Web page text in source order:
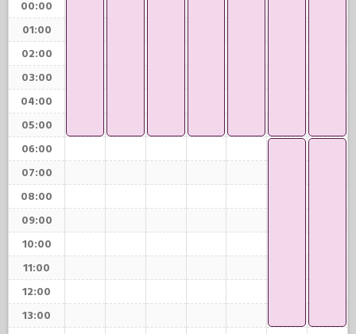
00:00
01:00
02:00
03:00
04:00
05:00
06:00
07:00
08:00
09:00
10:00
11:00
12:00
13:00